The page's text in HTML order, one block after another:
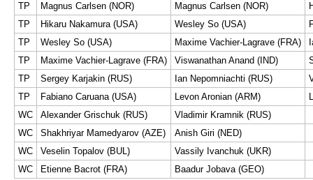
TP
Magnus Carlsen (NOR) Magnus Carlsen (NOR)
TP
Hikaru Nakamura (USA) Wesley So (USA)
TP
Wesley So (USA) Maxime Vachier-Lagrave (FRA)
TP
Maxime Vachier-Lagrave (FRA) Viswanathan Anand (IND)
TP
Sergey Karjakin (RUS) Ian Nepomniachti (RUS)
TP
Fabiano Caruana (USA) Levon Aronian (ARM)
WC
Alexander Grischuk (RUS)
Vladimir Kramnik (RUS)
WC
Shakhriyar Mamedyarov (AZE)
Anish Giri (NED)
WC
Veselin Topalov (BUL)
Vassily Ivanchuk (UKR)
WC
Etienne Bacrot (FRA) Baadur Jobava (GEO)